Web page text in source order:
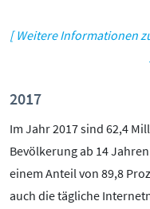
[ Weitere Informationen
2017
Im Jahr 2017 sind 62,4
Bevölkerung ab 14
einem Anteil von 89,8
auch die tägliche